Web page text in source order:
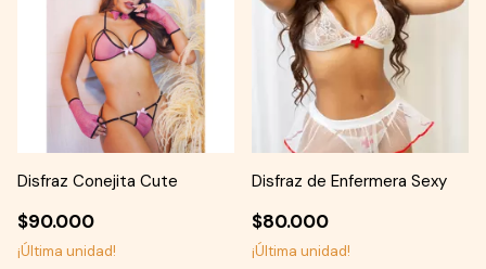
Disfraz Conejita Cute
$90.000
¡Última unidad!
Disfraz de Enfermera Sexy
$80.000
¡Última unidad!